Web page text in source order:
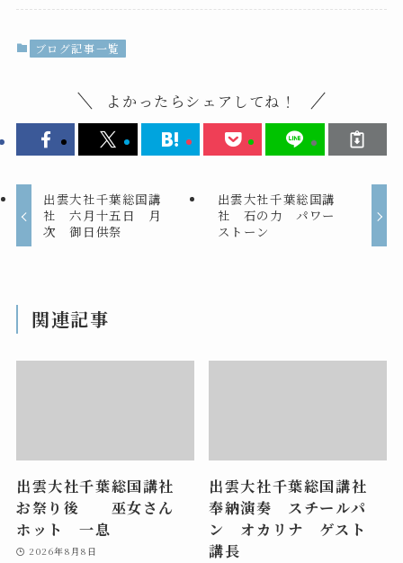
ブログ記事一覧
よかったらシェアしてね！
出雲大社千葉総国講
社 六月十五日 月
次 御日供祭
出雲大社千葉総国講
社 石の力 パワー
ストーン
関連記事
出雲大社千葉総国講社
お祭り後 巫女さん
ホット 一息
2026年8月8日
出雲大社千葉総国講社
奉納演奏 スチールパ
ン オカリナ ゲスト
講長